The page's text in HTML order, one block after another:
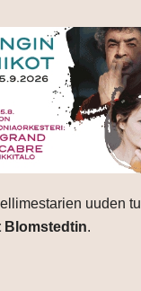
uuden
Blomstedtin.